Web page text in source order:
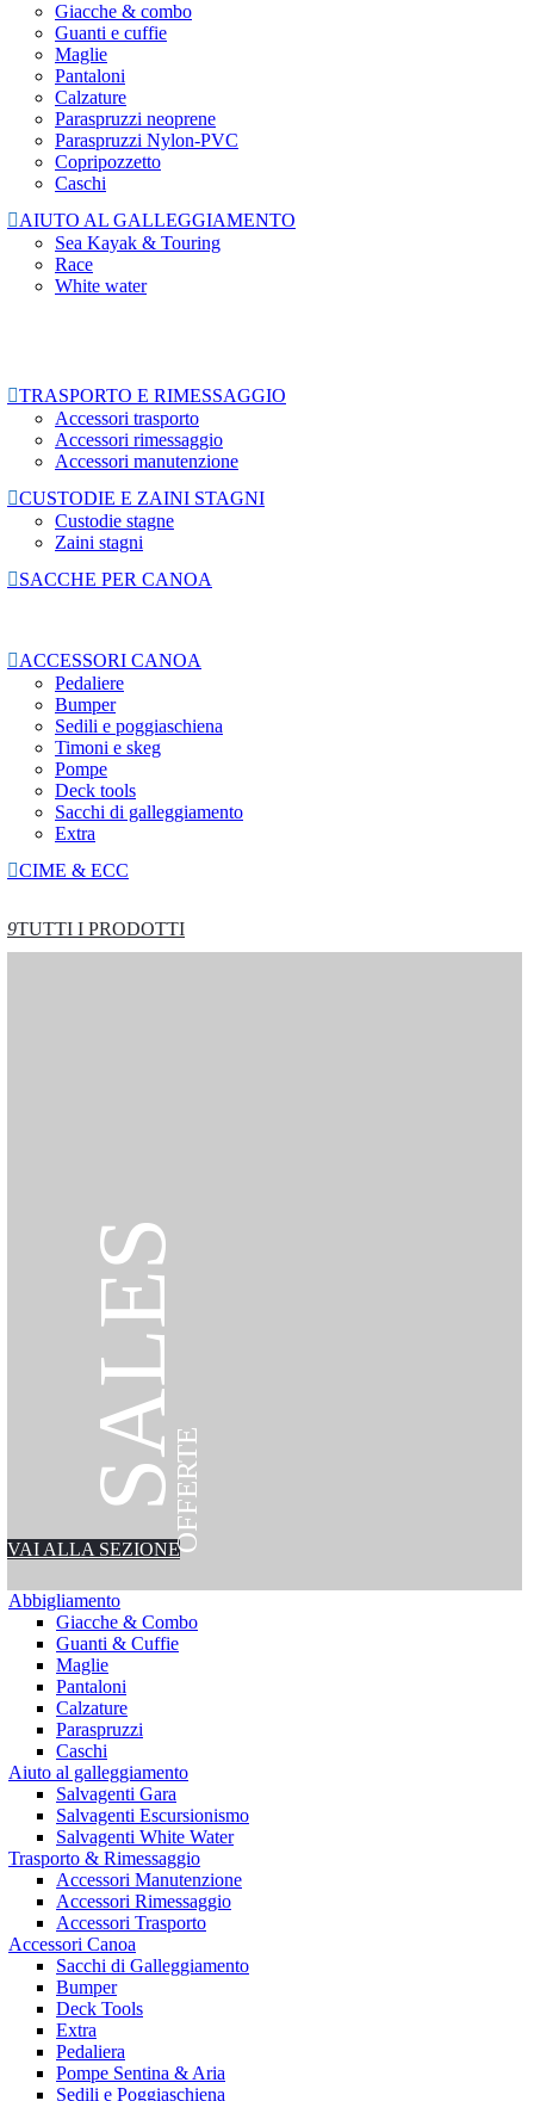
Giacche & combo
Guanti e cuffie
Maglie
Pantaloni
Calzature
Paraspruzzi neoprene
Paraspruzzi Nylon-PVC
Copripozzetto
Caschi
AIUTO AL GALLEGGIAMENTO
Sea Kayak & Touring
Race
White water
TRASPORTO E RIMESSAGGIO
Accessori trasporto
Accessori rimessaggio
Accessori manutenzione
CUSTODIE E ZAINI STAGNI
Custodie stagne
Zaini stagni
SACCHE PER CANOA
ACCESSORI CANOA
Pedaliere
Bumper
Sedili e poggiaschiena
Timoni e skeg
Pompe
Deck tools
Sacchi di galleggiamento
Extra
CIME & ECC
9TUTTI I PRODOTTI
SALESOFFERTE
VAI ALLA SEZIONE
Abbigliamento
Giacche & Combo
Guanti & Cuffie
Maglie
Pantaloni
Calzature
Paraspruzzi
Caschi
Aiuto al galleggiamento
Salvagenti Gara
Salvagenti Escursionismo
Salvagenti White Water
Trasporto & Rimessaggio
Accessori Manutenzione
Accessori Rimessaggio
Accessori Trasporto
Accessori Canoa
Sacchi di Galleggiamento
Bumper
Deck Tools
Extra
Pedaliera
Pompe Sentina & Aria
Sedili e Poggiaschiena